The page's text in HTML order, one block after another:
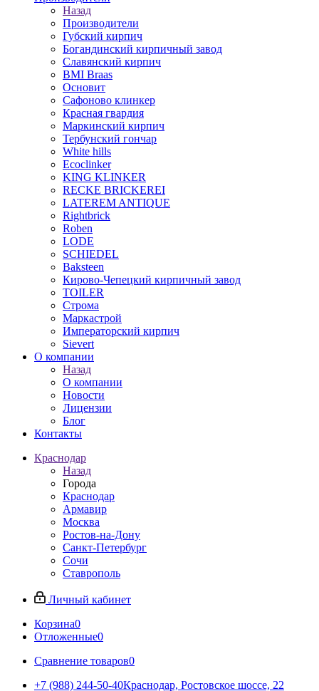
Назад
Производители
Губский кирпич
Богандинский кирпичный завод
Славянский кирпич
BMI Braas
Основит
Сафоново клинкер
Красная гвардия
Маркинский кирпич
Тербунский гончар
White hills
Ecoclinker
KING KLINKER
RECKE BRICKEREI
LATEREM ANTIQUE
Rightbrick
Roben
LODE
SCHIEDEL
Baksteen
Кирово-Чепецкий кирпичный завод
TOILER
Строма
Маркастрой
Императорский кирпич
Sievert
О компании
Назад
О компании
Новости
Лицензии
Блог
Контакты
Краснодар
Назад
Города
Краснодар
Армавир
Москва
Ростов-на-Дону
Санкт-Петербург
Сочи
Ставрополь
Личный кабинет
Корзина0
Отложенные0
Сравнение товаров0
+7 (988) 244-50-40Краснодар, Ростовское шоссе, 22